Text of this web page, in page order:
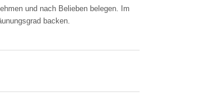
und nach Belieben belegen. Im
backen.